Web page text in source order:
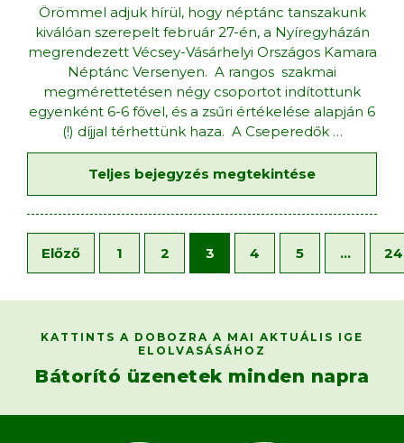
Örömmel adjuk hírül, hogy néptánc tanszakunk
kiválóan szerepelt február 27-én, a Nyíregyházán
megrendezett Vécsey-Vásárhelyi Országos Kamara
Néptánc Versenyen. A rangos szakmai
megmérettetésen négy csoportot indítottunk
egyenként 6-6 fővel, és a zsűri értékelése alapján 6
(!) díjjal térhettünk haza. A Cseperedők …
Teljes bejegyzés megtekintése
Előző 1 2 3 4 5 … 24
KATTINTS A DOBOZRA A MAI AKTUÁLIS IGE
ELOLVASÁSÁHOZ
Bátorító üzenetek minden napra